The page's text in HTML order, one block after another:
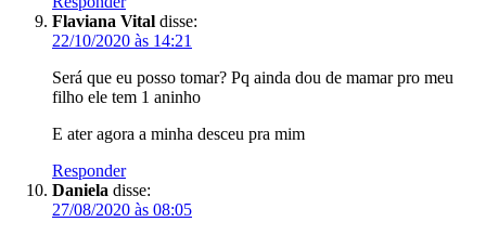
Flaviana Vital disse:
22/10/2020 às 14:21
Será que eu posso tomar? Pq ainda dou de mamar pro meu
filho ele tem 1 aninho
E ater agora a minha desceu pra mim
Responder
Daniela disse:
27/08/2020 às 08:05